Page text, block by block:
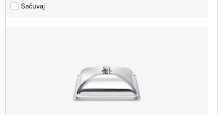
Sačuvaj